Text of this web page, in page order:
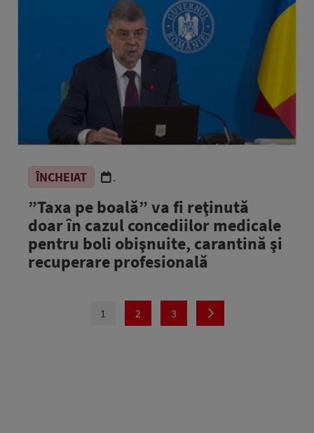
ÎNCHEIAT .
”Taxa pe boală” va fi reţinută
doar în cazul concediilor medicale
pentru boli obişnuite, carantină şi
recuperare profesională
1 2 3